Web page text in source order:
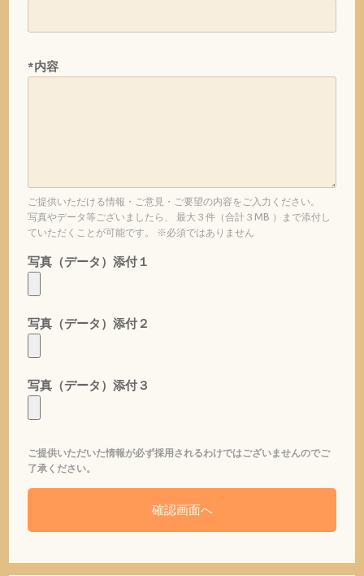
*内容
ご提供いただける情報・ご意見・ご要望の内容をご入力ください。
写真やデータ等ございましたら、 最大３件（合計３MB ）まで添付し
ていただくことが可能です。 ※必須ではありません
写真（データ）添付１
写真（データ）添付２
写真（データ）添付３
ご提供いただいた情報が必ず採用されるわけではございませんのでご
了承ください。